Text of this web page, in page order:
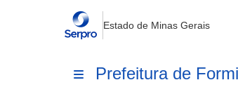
Estado de Minas Gerais
Prefeitura de